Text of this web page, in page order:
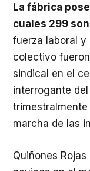
La fábrica
cuales 299
fuerza laboral y
colectivo
sindical en el
interrogante
marcha de las
Quiñones